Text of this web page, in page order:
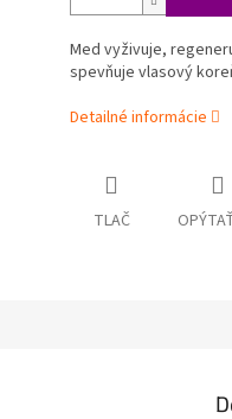
Med vyživuje,
spevňuje vlasový
Detailné informácie
TLAČ